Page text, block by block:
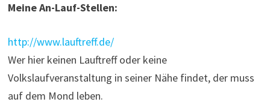
Meine An-Lauf-Stellen:
http://www.lauftreff.de/
Wer hier keinen Lauftreff oder keine
Volkslaufveranstaltung in seiner Nähe findet, der muss
auf dem Mond leben.